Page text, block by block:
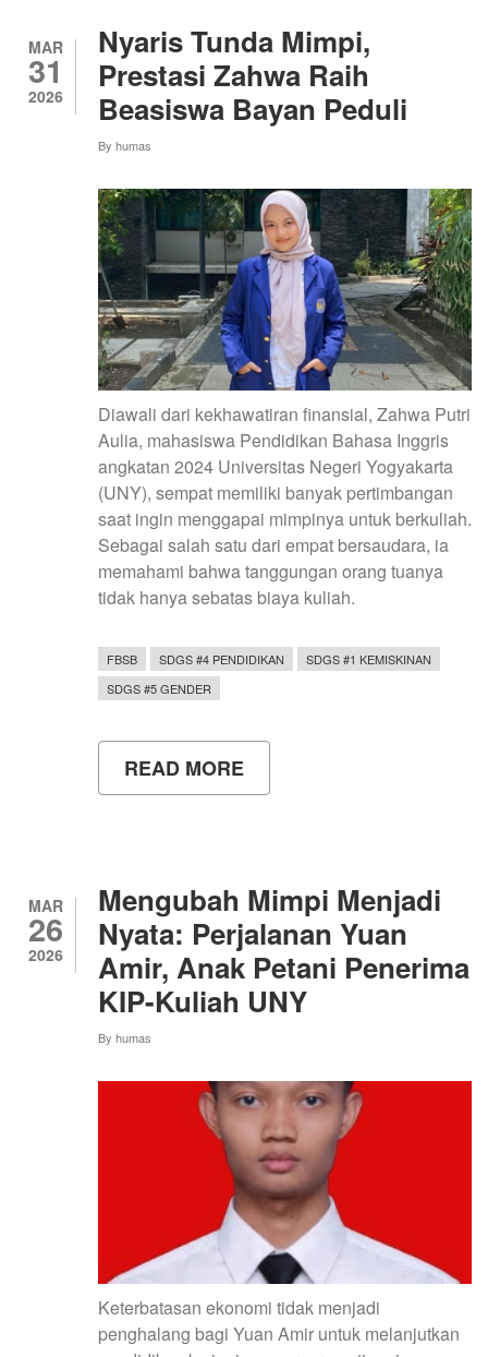
BESAR,
MAHASISWA
PLK
TANAMKAN
KESADARAN
FINANSIAL
PANTI
DENGAN
CARA
MENYENANGKAN
MAR
31
2026
Nyaris Tunda Mimpi,
Prestasi Zahwa Raih
Beasiswa Bayan Peduli
By humas
Diawali dari kekhawatiran finansial, Zahwa Putri
Aulia, mahasiswa Pendidikan Bahasa Inggris
angkatan 2024 Universitas Negeri Yogyakarta
(UNY), sempat memiliki banyak pertimbangan
saat ingin menggapai mimpinya untuk berkuliah.
Sebagai salah satu dari empat bersaudara, ia
memahami bahwa tanggungan orang tuanya
tidak hanya sebatas biaya kuliah.
FBSB SDGS #4 PENDIDIKAN
SDGS #1 KEMISKINAN
SDGS #5 GENDER
READ MORE
NYARIS
RAIH
BEASISWA
BAYAN
PEDULI
MAR
26
2026
Mengubah Mimpi Menjadi
Nyata: Perjalanan Yuan
Amir, Anak Petani Penerima
KIP-Kuliah UNY
By humas
Keterbatasan ekonomi tidak menjadi
penghalang bagi Yuan Amir untuk melanjutkan